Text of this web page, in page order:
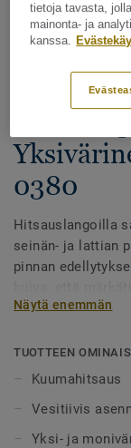
0380
Hitsauslangoilla
seinän- ja lattian
pinnan
alueet tulee aina
rakoihin.
monivärisenä,
Näytä enemmän
TUOTTEEN
Kuumahitsaus
Vesitiivis
Yksi- ja
tietoja tavasta,
mainonta- ja
kanssa.